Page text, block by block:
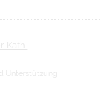
Unterstützung